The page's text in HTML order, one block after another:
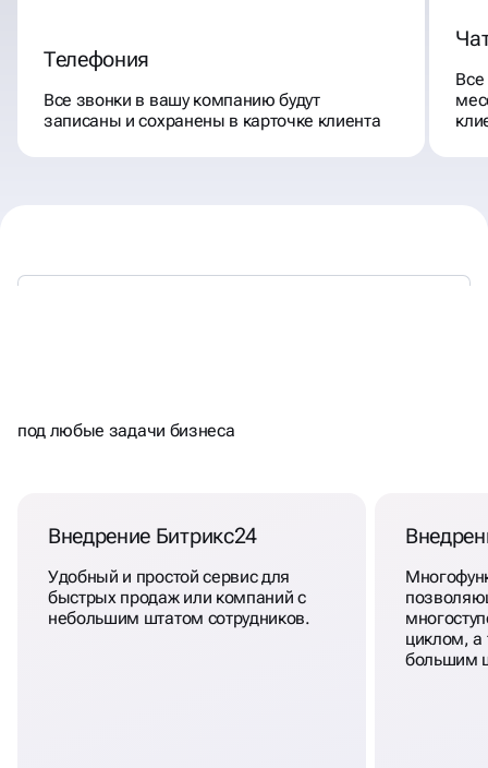
Телефония
Все звонки в вашу компанию будут
записаны и сохранены в карточке клиента
Все
СИСТЕМЫ
под любые задачи бизнеса
Внедрение Битрикс24
Удобный и простой сервис для
быстрых продаж или компаний с
небольшим штатом сотрудников.
циклом, а
большим